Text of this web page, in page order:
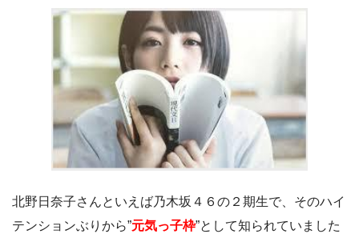
北野日奈子さんといえば乃木坂４６の２期生で、そのハイ
テンションぶりから”元気っ子枠”として知られていました